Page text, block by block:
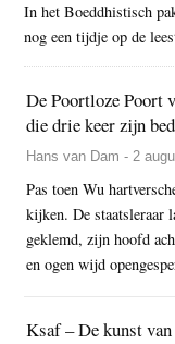
In het Boeddhistisch
nog een tijdje op de
De Poortloze Poort
die drie keer zijn
Hans van Dam - 2
Pas toen Wu
kijken. De staatsleraar
geklemd, zijn hoofd
en ogen wijd
Ksaf – De kunst